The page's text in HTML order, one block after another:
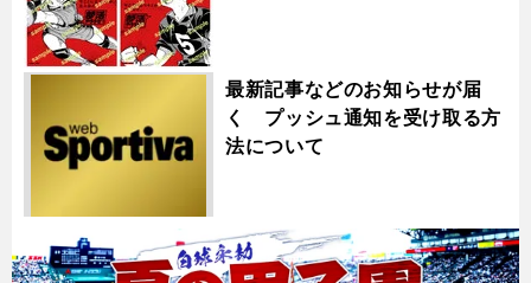
最新記事などのお知らせが届
く プッシュ通知を受け取る方
法について